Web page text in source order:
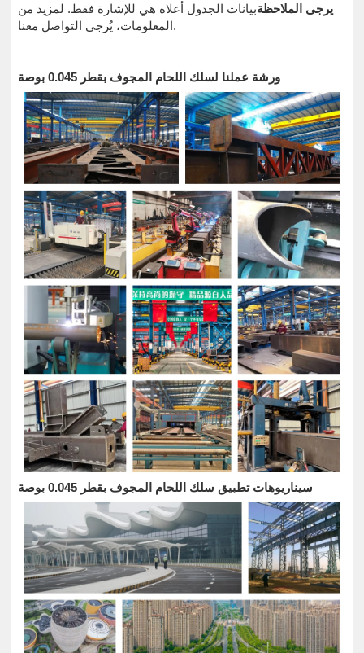
يرجى الملاحظةبيانات الجدول أعلاه هي للإشارة فقط. لمزيد من
المعلومات، يُرجى التواصل معنا.
ورشة عملنا لسلك اللحام المجوف بقطر 0.045 بوصة
سيناريوهات تطبيق سلك اللحام المجوف بقطر 0.045 بوصة